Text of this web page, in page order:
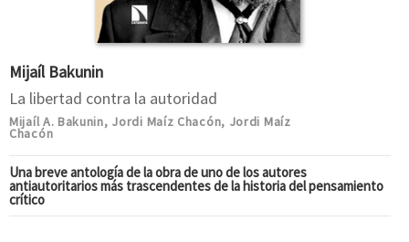
Mijaíl Bakunin
La libertad contra la autoridad
Mijaíl A. Bakunin, Jordi Maíz Chacón, Jordi Maíz
Chacón
Una breve antología de la obra de uno de los autores
antiautoritarios más trascendentes de la historia del pensamiento
crítico